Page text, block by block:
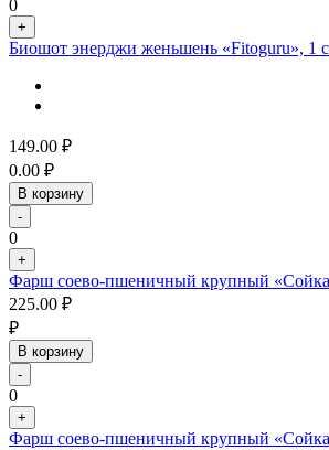
0
+
Биошот энерджи женьшень «Fitoguru», 1
149.00 ₽
0.00 ₽
В корзину
-
0
+
Фарш соево-пшеничный крупный
225.00 ₽
₽
В корзину
-
0
+
Фарш соево-пшеничный крупный